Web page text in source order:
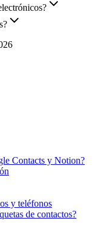
Contacts y Notion?
y teléfonos
de contactos?